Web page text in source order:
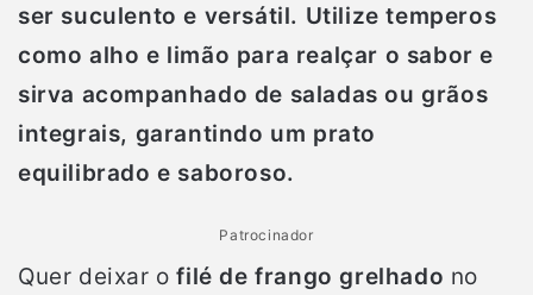
ser suculento e versátil. Utilize temperos
como alho e limão para realçar o sabor e
sirva acompanhado de saladas ou grãos
integrais, garantindo um prato
equilibrado e saboroso.
Patrocinador
Quer deixar ofilé de frango grelhado no